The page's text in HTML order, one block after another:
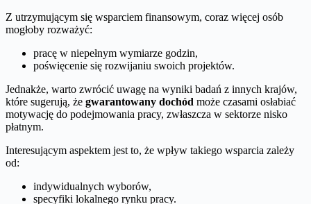
Z utrzymującym się wsparciem finansowym, coraz więcej osób
mogłoby rozważyć:
pracę w niepełnym wymiarze godzin,
poświęcenie się rozwijaniu swoich projektów.
Jednakże, warto zwrócić uwagę na wyniki badań z innych krajów,
które sugerują, że gwarantowany dochód może czasami osłabiać
motywację do podejmowania pracy, zwłaszcza w sektorze nisko
płatnym.
Interesującym aspektem jest to, że wpływ takiego wsparcia zależy
od:
indywidualnych wyborów,
specyfiki lokalnego rynku pracy.